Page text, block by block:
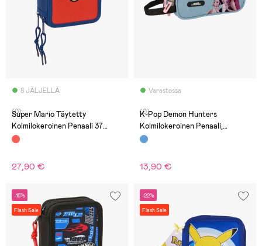
8 JÄLJELLÄ
(0)
Super Mario Täytetty
Kolmilokeroinen Penaali 37
Osaa, Mamma Mia
27,90 €
Varastossa
(0)
K-Pop Demon Hunters
Kolmilokeroinen Penaali,
Huntr/X
13,90 €
-15%
Flash Sale
-22%
Flash Sale